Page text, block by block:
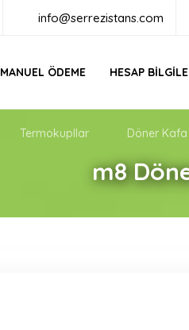
info@serrezistans.com
MANUEL ÖDEME HESAP
m8
Termokupllar Döner